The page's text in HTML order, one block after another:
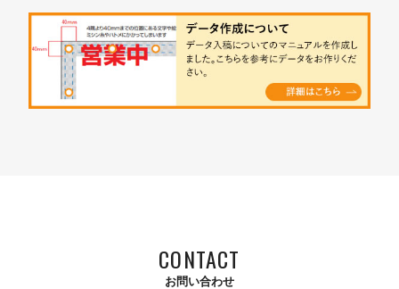
CONTACT
お問い合わせ